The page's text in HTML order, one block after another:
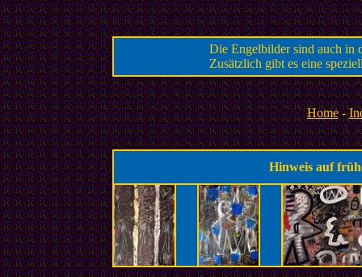
Die Engelbilder sind auch in
Zusätzlich gibt es eine
Home-
Hinweis auf